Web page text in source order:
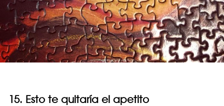
15. Esto te quitaría el apetito